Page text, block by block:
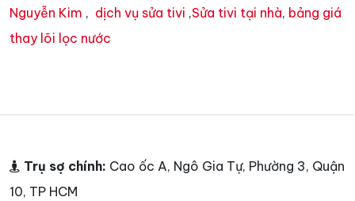
Nguyễn Kim , dịch vụ sửa tivi ,Sửa tivi tại nhà, bảng giá
thay lõi lọc nước
Trụ sợ chính: Cao ốc A, Ngô Gia Tự, Phường 3, Quận
10, TP HCM